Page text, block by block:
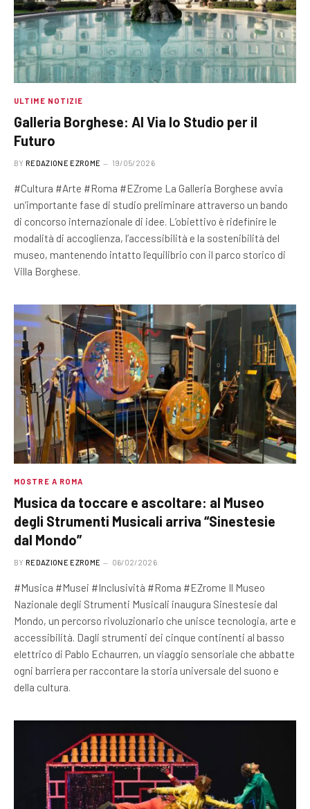
ULTIME NOTIZIE
Galleria Borghese: Al Via lo Studio per il
Futuro
BY REDAZIONE EZROME 19/05/2026
#Cultura #Arte #Roma #EZrome La Galleria Borghese avvia
un’importante fase di studio preliminare attraverso un bando
di concorso internazionale di idee. L’obiettivo è ridefinire le
modalità di accoglienza, l’accessibilità e la sostenibilità del
museo, mantenendo intatto l’equilibrio con il parco storico di
Villa Borghese.
MOSTRE A ROMA
Musica da toccare e ascoltare: al Museo
degli Strumenti Musicali arriva “Sinestesie
dal Mondo”
BY REDAZIONE EZROME 06/02/2026
#Musica #Musei #Inclusività #Roma #EZrome Il Museo
Nazionale degli Strumenti Musicali inaugura Sinestesie dal
Mondo, un percorso rivoluzionario che unisce tecnologia, arte e
accessibilità. Dagli strumenti dei cinque continenti al basso
elettrico di Pablo Echaurren, un viaggio sensoriale che abbatte
ogni barriera per raccontare la storia universale del suono e
della cultura.